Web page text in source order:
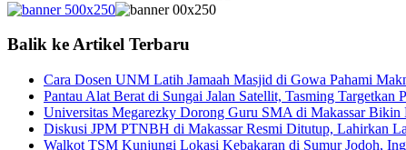
Balik ke Artikel Terbaru
Cara Dosen UNM Latih Jamaah Masjid di Gowa Pahami
Pantau Alat Berat di Sungai Jalan Satellit, Tasming Targetkan
Universitas Megarezky Dorong Guru SMA di Makassar
Diskusi JPM PTNBH di Makassar Resmi Ditutup, Lahirkan
Walkot TSM Kunjungi Lokasi Kebakaran di Sumur Jodoh,